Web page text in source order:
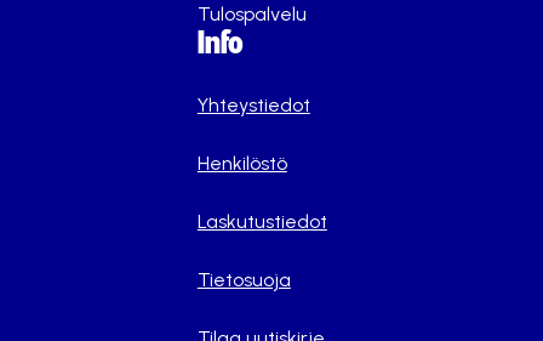
Tulospalvelu
Info
Yhteystiedot
Henkilöstö
Laskutustiedot
Tietosuoja